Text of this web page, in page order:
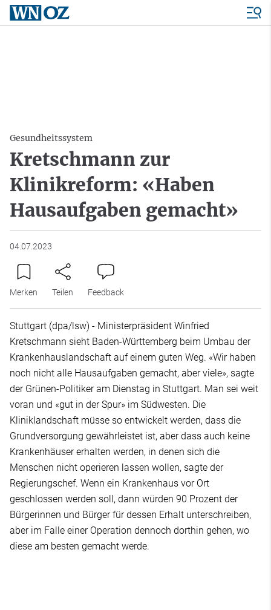
Gesundheitssystem
Kretschmann zur
Klinikreform: «Haben
Hausaufgaben gemacht»
04.07.2023
Merken Teilen Feedback
Stuttgart (dpa/lsw) - Ministerpräsident Winfried
Kretschmann sieht Baden-Württemberg beim Umbau der
Krankenhauslandschaft auf einem guten Weg. «Wir haben
noch nicht alle Hausaufgaben gemacht, aber viele», sagte
der Grünen-Politiker am Dienstag in Stuttgart. Man sei weit
voran und «gut in der Spur» im Südwesten. Die
Kliniklandschaft müsse so entwickelt werden, dass die
Grundversorgung gewährleistet ist, aber dass auch keine
Krankenhäuser erhalten werden, in denen sich die
Menschen nicht operieren lassen wollen, sagte der
Regierungschef. Wenn ein Krankenhaus vor Ort
geschlossen werden soll, dann würden 90 Prozent der
Bürgerinnen und Bürger für dessen Erhalt unterschreiben,
aber im Falle einer Operation dennoch dorthin gehen, wo
diese am besten gemacht werde.